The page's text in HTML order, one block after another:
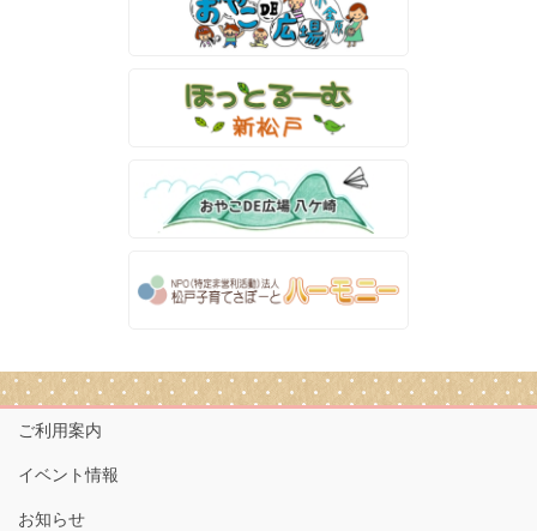
ご利用案内
イベント情報
お知らせ